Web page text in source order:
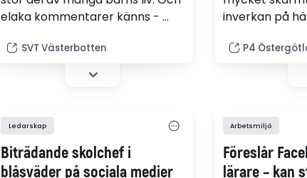
elaka kommentarer känns -
skillnad om det är på nätet eller
i verkliga livet," säger Hjalmar
SVT Västerbotten
inverkan på
skickar ut till
i åttan på
som
en skärm. "De
P4
Ledarskap
Biträdande skolchef i
blåsväder på sociala medier
Arbetsmiljö
Föreslår
lärare – kan